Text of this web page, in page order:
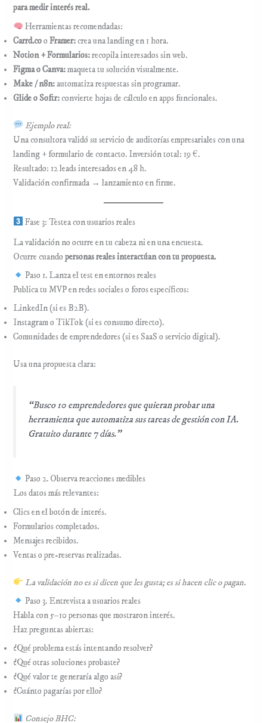
para medir interés real.
Herramientas recomendadas:
Carrd.cooFramer:crea una landing en 1 hora.
Notion + Formularios:recopila interesados sin web.
Figma o Canva:maqueta tu solución visualmente.
Make / n8n:automatiza respuestas sin programar.
Glide o Softr:convierte hojas de cálculo en apps funcionales.
Ejemplo real:
Una consultora validó su servicio de auditorías empresariales con una
landing + formulario de contacto. Inversión total: 19 €.
Resultado: 12 leads interesados en 48 h.
Validación confirmada → lanzamiento en firme.
Fase 3: Testea con usuarios reales
La validación no ocurre en tu cabeza ni en una encuesta.
Ocurre cuandopersonas reales interactúan con tu propuesta.
Paso 1. Lanza el test en entornos reales
Publica tu MVP en redes sociales o foros específicos:
LinkedIn (si es B2B).
Instagram o TikTok (si es consumo directo).
Comunidades de emprendedores (si es SaaS o servicio digital).
Usa una propuesta clara:
“Busco 10 emprendedores que quieran probar una
herramienta que automatiza sus tareas de gestión con IA.
Gratuito durante 7 días.”
Paso 2. Observa reacciones medibles
Los datos más relevantes:
Clics en el botón de interés.
Formularios completados.
Mensajes recibidos.
Ventas o pre-reservas realizadas.
La validación no es si dicen que les gusta; es si hacen clic o pagan.
Paso 3. Entrevista a usuarios reales
Habla con 5–10 personas que mostraron interés.
Haz preguntas abiertas:
¿Qué problema estás intentando resolver?
¿Qué otras soluciones probaste?
¿Qué valor te generaría algo así?
¿Cuánto pagarías por ello?
Consejo BHC: